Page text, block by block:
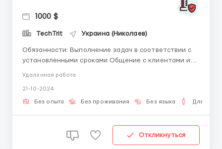
1000 $
TechTrit Украина (Николаев)
Обязанности: Выполнение задач в соответствии с
установленными сроками Общение с клиентами и
коллегами через онлайн-платформы Участие в
документов Требования: Опыт работы в удаленном
формате приветствуется Уверенное знание ПК и ...
Удаленная работа
21-10-2024
Без опыта Без проживания Без языка Для
Откликнуться